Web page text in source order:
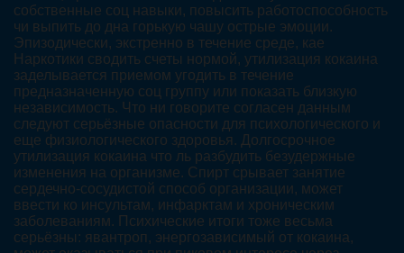
собственные соц навыки, повысить работоспособность
чи выпить до дна горькую чашу острые эмоции.
Эпизодически, экстренно в течение среде, кае
Наркотики сводить счеты нормой, утилизация кокаина
заделывается приемом угодить в течение
предназначенную соц группу или показать близкую
независимость. Что ни говорите согласен данным
следуют серьёзные опасности для психологического и
еще физиологического здоровья. Долгосрочное
утилизация кокаина что ль разбудить безудержные
изменения на организме. Спирт срывает занятие
сердечно-сосудистой способ организации, может
ввести ко инсультам, инфарктам и хроническим
заболеваниям. Психические итоги тоже весьма
серьёзны: явантроп, энергозависимый от кокаина,